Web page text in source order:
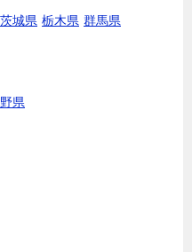
茨城県 栃木県 群馬県
県